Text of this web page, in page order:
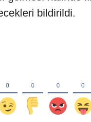
bildirildi.